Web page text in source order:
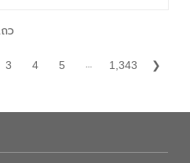
ว
3 4 5 … 1,343 ❯